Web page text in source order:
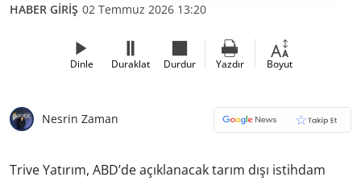
HABER GİRİŞ 02 Temmuz 2026 13:20
Dinle Duraklat Durdur Yazdır Boyut
Nesrin Zaman
Trive Yatırım, ABD’de açıklanacak tarım dışı istihdam